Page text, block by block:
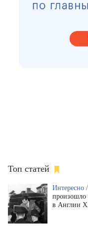
Топ статей
Интересно /
произошло
в Англии